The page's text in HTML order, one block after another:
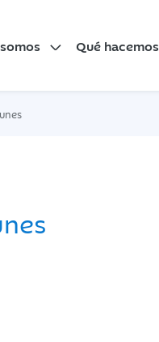
Qué hacemos